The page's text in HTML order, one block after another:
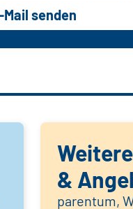
Mail senden
&
parentum,